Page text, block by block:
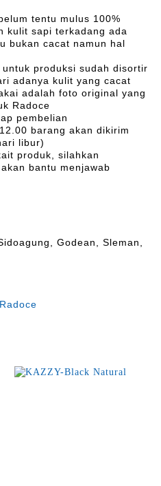
tentu mulus 100%
kulit sapi terkadang ada
bukan cacat namun hal
produksi sudah disortir
adanya kulit yang cacat
adalah foto original yang
Radoce
pembelian
barang akan dikirim
libur)
produk, silahkan
bantu menjawab
Godean, Sleman,